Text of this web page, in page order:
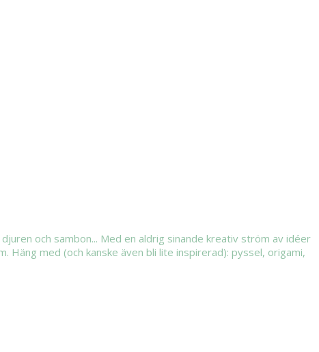
och sambon... Med en aldrig sinande kreativ ström av idéer
med (och kanske även bli lite inspirerad): pyssel, origami,